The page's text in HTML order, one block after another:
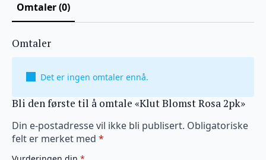
Omtaler (0)
Omtaler
Det er ingen omtaler ennå.
Bli den første til å omtale «Klut Blomst Rosa 2pk»
Din e-postadresse vil ikke bli publisert. Obligatoriske
felt er merket med *